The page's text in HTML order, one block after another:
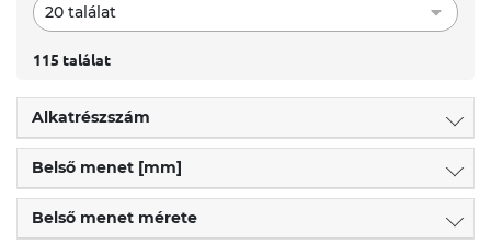
20 találat
115 találat
Alkatrészszám
Belső menet [mm]
Belső menet mérete